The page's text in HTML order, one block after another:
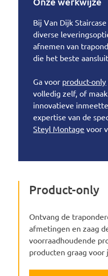
Bij Van Dijk
diverse
afnemen van
die het beste
Ga voor product-only
volledig zelf, of
innovatieve
expertise van de
Steyl Montage voor
Product-only
Ontvang de
afmetingen en zaag
voorraadhoudende
producten graag voor